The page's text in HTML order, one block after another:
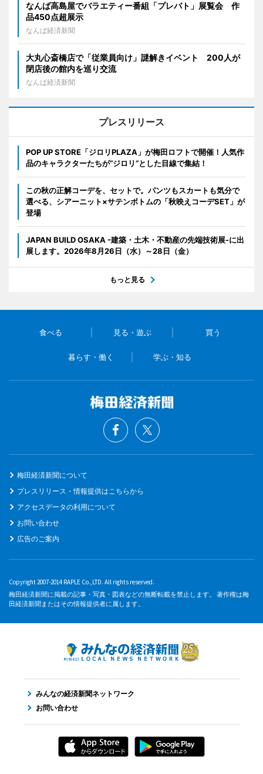
なんば高島屋でバラエティー番組「プレバト」展覧会 作
品450点超展示
なんば経済新聞
大丸心斎橋店で「従業員向け」謎解きイベント 200人が
閉店後の館内を巡り交流
なんば経済新聞
プレスリリース
POP UP STORE「ジロリPLAZA」が梅田ロフトで開催！人気作
品のキャラクターたちが“ジロリ”とした目線で集結！
この秋の正解コーデを、セットで。パンツもスカートも気分で
選べる、シアーニット×サテンボトムの「秋映えコーデSET」が
登場
JAPAN BUILD OSAKA -建築・土木・不動産の先端技術展-に出
展します。2026年8月26日（水）～28日（金）
もっと見る
食べる 見る・遊ぶ 買う
暮らす・働く 学ぶ・知る
梅田経済新聞について
プレスリリース・情報提供はこちらから
アクセスデータの利用について
お問い合わせ
広告のご案内
Copyright 2007-2014 RAPLE Co.,LTD. All rights reserved.
梅田経済新聞に掲載の記事・写真・図表などの無断転載を禁止します。 著作権は梅
田経済新聞またはその情報提供者に属します。
みんなの経済新聞ネットワーク
お問い合わせ